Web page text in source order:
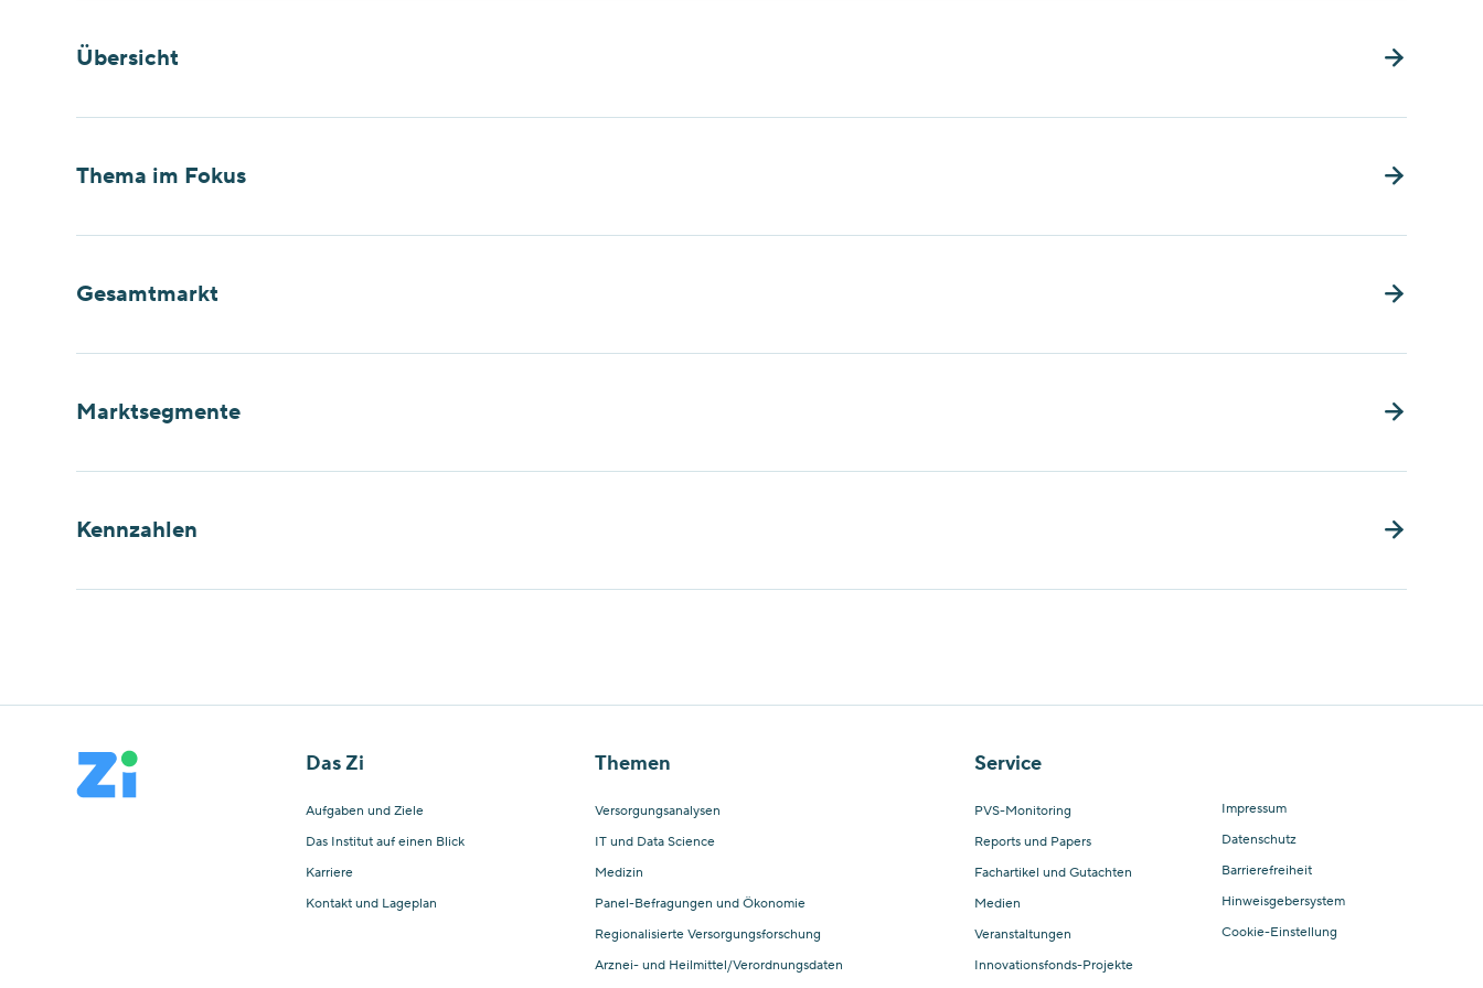
Übersicht
Thema im Fokus
Gesamtmarkt
Marktsegmente
Kennzahlen
Das Zi
Aufgaben und Ziele
Das Institut auf einen Blick
Karriere
Kontakt und Lageplan
Themen
Versorgungsanalysen
IT und Data Science
Medizin
Panel-Befragungen und Ökonomie
Regionalisierte Versorgungsforschung
Arznei- und Heilmittel/Verordnungsdaten
Service
PVS-Monitoring
Reports und Papers
Fachartikel und Gutachten
Medien
Veranstaltungen
Innovationsfonds-Projekte
Impressum
Datenschutz
Barrierefreiheit
Hinweisgebersystem
Cookie-Einstellung